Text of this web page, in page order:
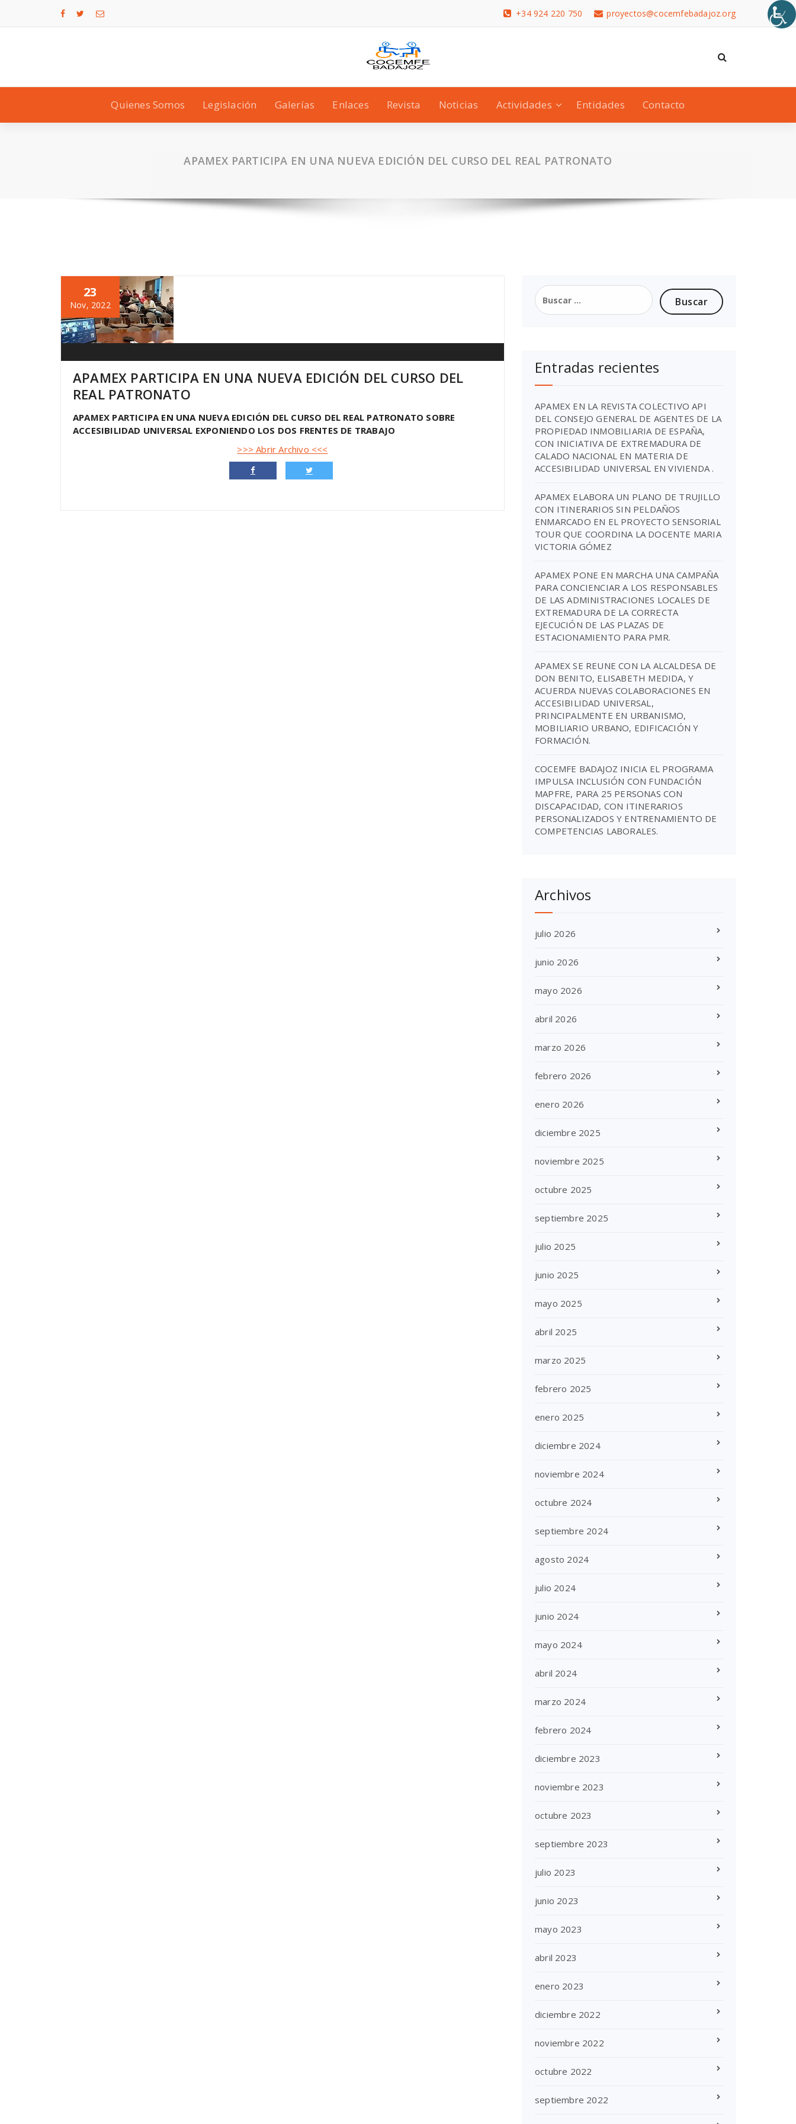
proyectos@cocemfebadajoz.org
+34 924 220 750
Quienes Somos Legislación Galerías Enlaces Revista Noticias Actividades Entidades Contacto
APAMEX PARTICIPA EN UNA NUEVA EDICIÓN DEL CURSO DEL REAL PATRONATO
23
Nov, 2022
APAMEX PARTICIPA EN UNA NUEVA EDICIÓN DEL CURSO DEL
REAL PATRONATO
APAMEX PARTICIPA EN UNA NUEVA EDICIÓN DEL CURSO DEL REAL PATRONATO SOBRE
ACCESIBILIDAD UNIVERSAL EXPONIENDO LOS DOS FRENTES DE TRABAJO
>>> Abrir Archivo <<<
Entradas recientes
APAMEX EN LA REVISTA COLECTIVO API
DEL CONSEJO GENERAL DE AGENTES DE LA
PROPIEDAD INMOBILIARIA DE ESPAÑA,
CON INICIATIVA DE EXTREMADURA DE
CALADO NACIONAL EN MATERIA DE
ACCESIBILIDAD UNIVERSAL EN VIVIENDA .
APAMEX ELABORA UN PLANO DE TRUJILLO
CON ITINERARIOS SIN PELDAÑOS
ENMARCADO EN EL PROYECTO SENSORIAL
TOUR QUE COORDINA LA DOCENTE MARIA
VICTORIA GÓMEZ
APAMEX PONE EN MARCHA UNA CAMPAÑA
PARA CONCIENCIAR A LOS RESPONSABLES
DE LAS ADMINISTRACIONES LOCALES DE
EXTREMADURA DE LA CORRECTA
EJECUCIÓN DE LAS PLAZAS DE
ESTACIONAMIENTO PARA PMR.
APAMEX SE REUNE CON LA ALCALDESA DE
DON BENITO, ELISABETH MEDIDA, Y
ACUERDA NUEVAS COLABORACIONES EN
ACCESIBILIDAD UNIVERSAL,
PRINCIPALMENTE EN URBANISMO,
MOBILIARIO URBANO, EDIFICACIÓN Y
FORMACIÓN.
COCEMFE BADAJOZ INICIA EL PROGRAMA
IMPULSA INCLUSIÓN CON FUNDACIÓN
MAPFRE, PARA 25 PERSONAS CON
DISCAPACIDAD, CON ITINERARIOS
PERSONALIZADOS Y ENTRENAMIENTO DE
COMPETENCIAS LABORALES.
Archivos
julio 2026
junio 2026
mayo 2026
abril 2026
marzo 2026
febrero 2026
enero 2026
diciembre 2025
noviembre 2025
octubre 2025
septiembre 2025
julio 2025
junio 2025
mayo 2025
abril 2025
marzo 2025
febrero 2025
enero 2025
diciembre 2024
noviembre 2024
octubre 2024
septiembre 2024
agosto 2024
julio 2024
junio 2024
mayo 2024
abril 2024
marzo 2024
febrero 2024
diciembre 2023
noviembre 2023
octubre 2023
septiembre 2023
julio 2023
junio 2023
mayo 2023
abril 2023
enero 2023
diciembre 2022
noviembre 2022
octubre 2022
septiembre 2022